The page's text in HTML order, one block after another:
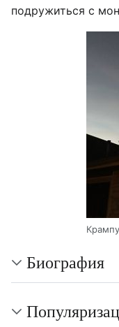
подружиться с
Биография